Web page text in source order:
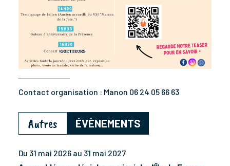
Contact organisation : Manon 06 24 05 66 63
Autres ÉVÈNEMENTS
Du 31 mai 2026 au 31 mai 2027